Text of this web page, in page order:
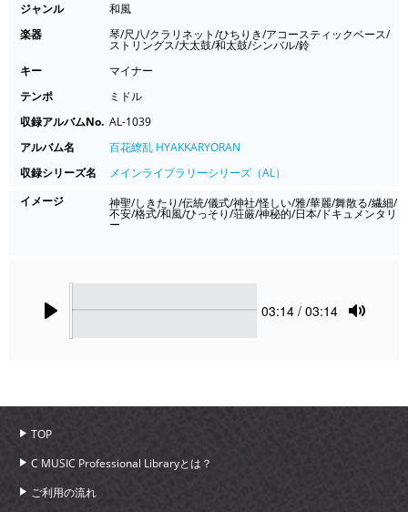
ジャンル
和風
楽器
琴/尺八/クラリネット/ひちりき/アコースティックベース/
ストリングス/大太鼓/和太鼓/シンバル/鈴
キー
マイナー
テンポ
ミドル
収録アルバムNo. AL-1039
アルバム名
百花繚乱 HYAKKARYORAN
収録シリーズ名
メインライブラリーシリーズ（AL）
イメージ
神聖/しきたり/伝統/儀式/神社/怪しい/雅/華麗/舞散る/繊細/
不安/格式/和風/ひっそり/荘厳/神秘的/日本/ドキュメンタリ
ー
Current
03:14 / 03:14
TOP
C MUSIC Professional Libraryとは？
ご利用の流れ